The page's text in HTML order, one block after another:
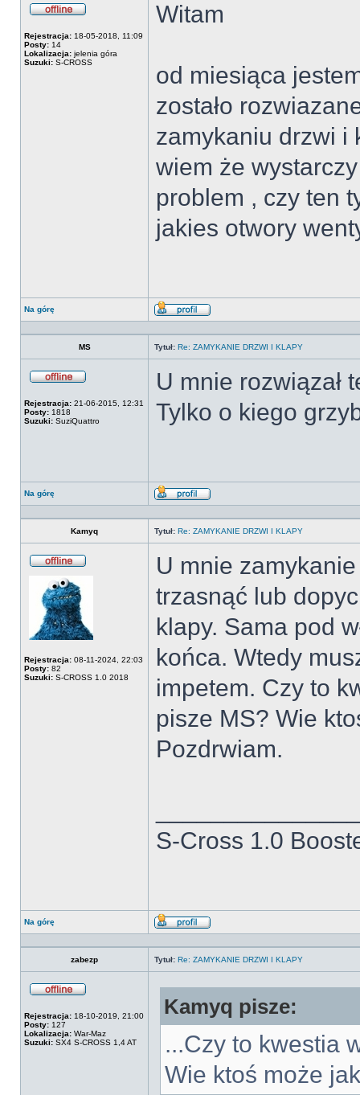
Rejestracja: 18-05-2018, 11:09
Posty: 14
Lokalizacja: jelenia góra
Suzuki: S-CROSS
Witam
od miesiąca
zostało
zamykaniu drzwi i
wiem że
problem , czy ten
jakies otwory
Na górę
Wyświetl
MS
Tytuł: Re: ZAMYKANIE DRZWI I KLAPY
Rejestracja: 21-06-2015, 12:31
Posty: 1818
Suzuki: SuziQuattro
U mnie rozwiązał
Tylko o kiego
Na górę
Wyświetl
Kamyq
Tytuł: Re: ZAMYKANIE DRZWI I KLAPY
Rejestracja: 08-11-2024, 22:03
Posty: 82
Suzuki: S-CROSS 1.0 2018
U mnie
trzasnąć lub
klapy. Sama pod
końca. Wtedy
impetem. Czy to
pisze MS? Wie
Pozdrwiam.
S-Cross 1.0
Na górę
Wyświetl
zabezp
Tytuł: Re: ZAMYKANIE DRZWI I KLAPY
Rejestracja: 18-10-2019, 21:00
Posty: 127
Lokalizacja: War-Maz
Suzuki: SX4 S-CROSS 1,4 AT
Kamyq pisze:
...Czy to kwestia
Wie ktoś może